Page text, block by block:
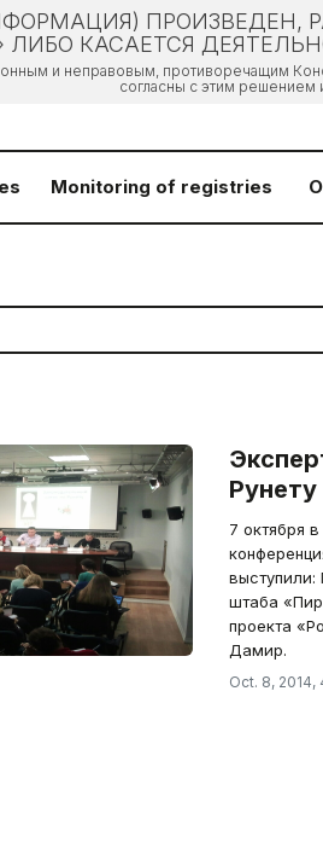
ПРОИЗВЕДЕН,
КАСАЕТСЯ
и неправовым, противоречащим
согласны с этим решением
Monitoring of registries
7 октября
выступили:
штаба
проекта
Дамир.
Oct. 8, 2014,